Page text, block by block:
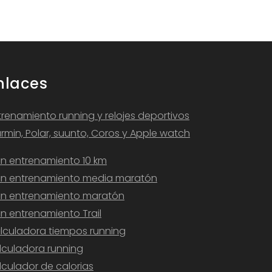
running y relojes deportivos
Polar, suunto, Coros y Apple watch
entrenamiento 10 km
entrenamiento media maratón
entrenamiento maratón
entrenamiento Trail
tiempos running
running
de calorias